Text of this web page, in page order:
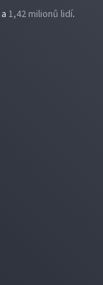
a 1,42 milionů lidí.